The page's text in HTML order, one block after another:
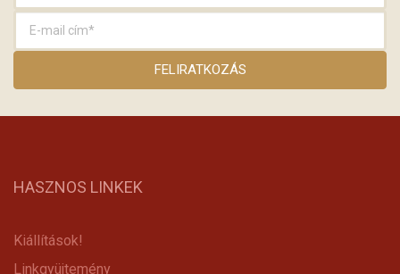
HASZNOS LINKEK
Kiállítások!
Linkgyüjtemény